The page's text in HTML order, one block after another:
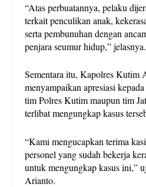
“Atas perbuatannya, pelaku
terkait penculikan anak,
serta pembunuhan dengan
penjara seumur hidup,” jelasnya.
Sementara itu, Kapolres Kutim
menyampaikan apresiasi
tim Polres Kutim maupun tim
terlibat mengungkap kasus
“Kami mengucapkan terima
personel yang sudah bekerja
untuk mengungkap kasus ini,”
Arianto.